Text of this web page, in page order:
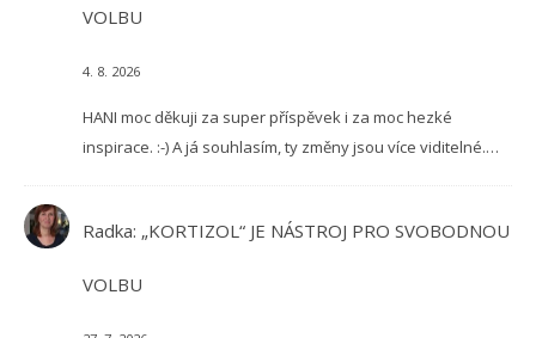
VOLBU
4. 8. 2026
HANI moc děkuji za super příspěvek i za moc hezké
inspirace. :-) A já souhlasím, ty změny jsou více viditelné.…
Radka: „KORTIZOL“ JE NÁSTROJ PRO SVOBODNOU
VOLBU